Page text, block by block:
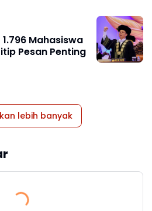
1.796 Mahasiswa
Pesan Penting
lebih banyak